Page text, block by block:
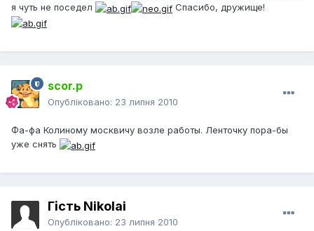
я чуть не поседел
Спасибо, дружище!
scor.p
Опубліковано: 23 липня 2010
Фа-фа Колиному москвичу возле работы. Ленточку пора-бы
уже снять
Гість Nikolai
Опубліковано: 23 липня 2010